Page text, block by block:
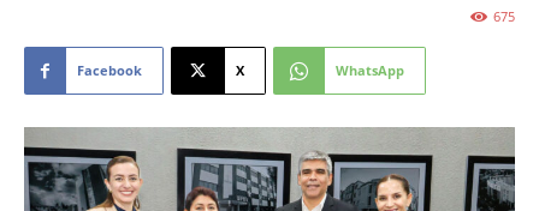
675
Facebook X WhatsApp